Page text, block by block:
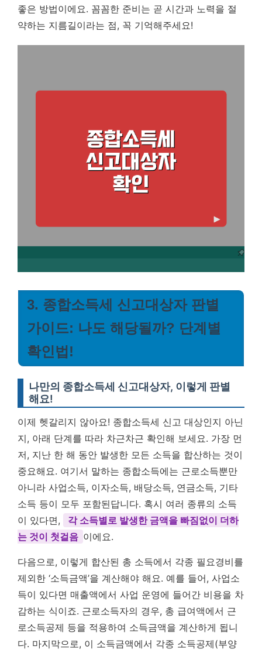
좋은 방법이에요. 꼼꼼한 준비는 곧 시간과 노력을 절
약하는 지름길이라는 점, 꼭 기억해주세요!
3. 종합소득세 신고대상자 판별
가이드: 나도 해당될까? 단계별
확인법!
나만의 종합소득세 신고대상자, 이렇게 판별
해요!
이제 헷갈리지 않아요! 종합소득세 신고 대상인지 아닌
지, 아래 단계를 따라 차근차근 확인해 보세요. 가장 먼
저, 지난 한 해 동안 발생한 모든 소득을 합산하는 것이
중요해요. 여기서 말하는 종합소득에는 근로소득뿐만
아니라 사업소득, 이자소득, 배당소득, 연금소득, 기타
소득 등이 모두 포함된답니다. 혹시 여러 종류의 소득
이 있다면,
각 소득별로 발생한 금액을 빠짐없이 더하
는 것이 첫걸음 이에요.
다음으로, 이렇게 합산된 총 소득에서 각종 필요경비를
제외한 ‘소득금액’을 계산해야 해요. 예를 들어, 사업소
득이 있다면 매출액에서 사업 운영에 들어간 비용을 차
감하는 식이죠. 근로소득자의 경우, 총 급여액에서 근
로소득공제 등을 적용하여 소득금액을 계산하게 됩니
다. 마지막으로, 이 소득금액에서 각종 소득공제(부양